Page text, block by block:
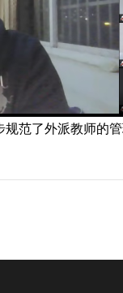
范了外派教师的